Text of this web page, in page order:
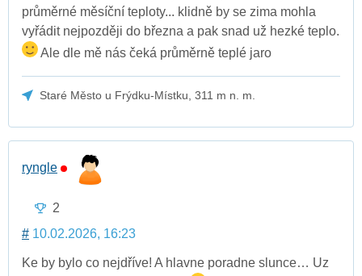
průměrné měsíční teploty... klidně by se zima mohla
vyřádit nejpozději do března a pak snad už hezké teplo.
Ale dle mě nás čeká průměrně teplé jaro
Staré Město u Frýdku-Místku, 311 m n. m.
ryngle
2
# 10.02.2026, 16:23
Ke by bylo co nejdříve! A hlavne poradne slunce… Uz